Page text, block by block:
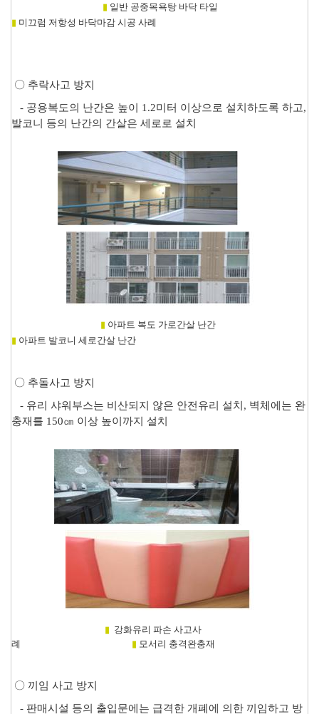
▮ 일반 공중목욕탕 바닥 타일
▮ 미끄럼 저항성 바닥마감 시공 사례
〇 추락사고 방지
- 공용복도의 난간은 높이 1.2미터 이상으로 설치하도록 하고,
발코니 등의 난간의 간살은 세로로 설치
▮ 아파트 복도 가로간살 난간
▮ 아파트 발코니 세로간살 난간
〇 추돌사고 방지
- 유리 샤워부스는 비산되지 않은 안전유리 설치 , 벽체에는 완
충재를 150㎝ 이상 높이까지 설치
▮ 강화유리 파손 사고사
례 ▮ 모서리 충격완충재
〇 끼임 사고 방지
- 판매시설 등의 출입문에는 급격한 개폐에 의한 끼임하고 방